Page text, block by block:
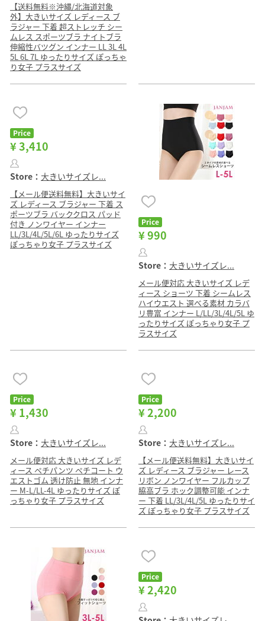
【送料無料※沖縄/北海道対象
外】大きいサイズ レディース ブ
ラジャー 下着 超ストレッチ シー
ムレス スポーツブラ ナイトブラ
伸縮性バツグン インナー LL 3L 4L
5L 6L 7L ゆったりサイズ ぽっちゃ
り女子 プラスサイズ
Price
¥ 3,410
Store： 大きいサイズレ...
【メール便送料無料】大きいサイ
ズ レディース ブラジャー 下着 ス
ポーツブラ バッククロス パッド
付き ノンワイヤー インナー
LL/3L/4L/5L/6L ゆったりサイズ
ぽっちゃり女子 プラスサイズ
Price
¥ 990
Store： 大きいサイズレ...
メール便対応 大きいサイズ レデ
ィース ショーツ 下着 シームレス
ハイウエスト 選べる素材 カラバ
リ豊富 インナー L/LL/3L/4L/5L ゆ
ったりサイズ ぽっちゃり女子 プ
ラスサイズ
Price
¥ 1,430
Store： 大きいサイズレ...
メール便対応 大きいサイズ レデ
ィース ペチパンツ ペチコート ウ
エストゴム 透け防止 無地 インナ
ー M-L/LL-4L ゆったりサイズ ぽ
っちゃり女子 プラスサイズ
Price
¥ 2,200
Store： 大きいサイズレ...
【メール便送料無料】大きいサイ
ズ レディース ブラジャー レース
リボン ノンワイヤー フルカップ
脇高ブラ ホック調整可能 インナ
ー 下着 LL/3L/4L/5L ゆったりサイ
ズ ぽっちゃり女子 プラスサイズ
Price
¥ 2,420